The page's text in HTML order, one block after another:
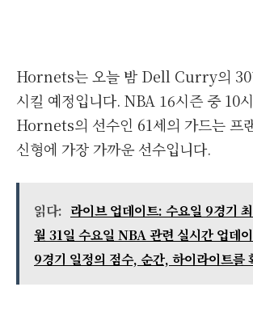
Hornets는 오늘 밤 Dell Curry의 30
시킬 예정입니다. NBA 16시즌 중 10
Hornets의 선수인 61세의 가드는 프
신형에 가장 가까운 선수입니다.
읽다: 라이브 업데이트: 수요일 9경기
월 31일 수요일 NBA 관련 실시간 업데
9경기 일정의 점수, 순간, 하이라이트를